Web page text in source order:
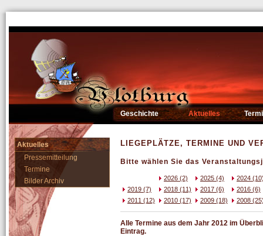
Geschichte Aktuelles
Aktuelles
Pressemitteilung
Termine
Bilder Archiv
LIEGEPLÄTZE, TERMINE UND
Bitte wählen Sie das
2026 (2) 2025 (4)
2024
2019 (7)
2018 (11) 2017 (6)
2016 (6)
2011 (12)
2010 (17) 2009 (18) 2008
Alle Termine aus dem Jahr 2012 im
Eintrag.